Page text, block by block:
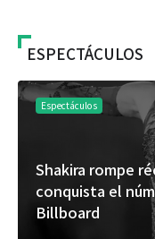
ESPECTÁCULOS
Dai” y
en Spotify y